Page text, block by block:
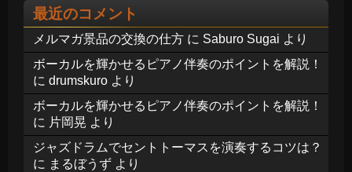
最近のコメント
メルマガ景品の交換の仕方 に Saburo Sugai より
ボーカルを輝かせるピアノ伴奏のポイントを解説！
に drumskuro より
ボーカルを輝かせるピアノ伴奏のポイントを解説！
に 片岡晃 より
ジャズドラムでセントトーマスを演奏するコツは？
に まるぼうず より